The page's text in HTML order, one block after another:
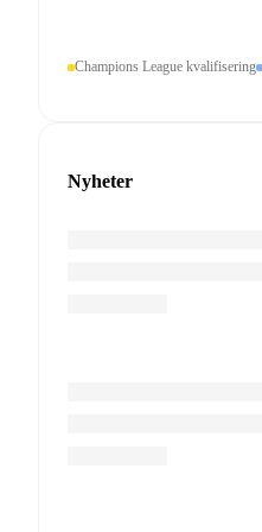
Champions League kvalifisering
Nyheter